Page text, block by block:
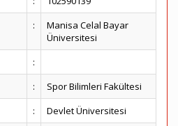
:
Manisa Celal Bayar
Üniversitesi
:
:
Spor Bilimleri Fakültesi
:
Devlet Üniversitesi